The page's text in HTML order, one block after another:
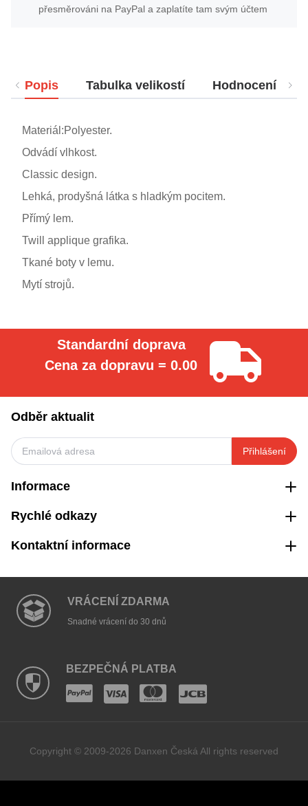
přesměrováni na PayPal a zaplatíte tam svým účtem
Popis Tabulka velikostí Hodnocení
Materiál:Polyester.
Odvádí vlhkost.
Classic design.
Lehká, prodyšná látka s hladkým pocitem.
Přímý lem.
Twill applique grafika.
Tkané boty v lemu.
Mytí strojů.
Standardní doprava
Cena za dopravu = 0.00
Odběr aktualit
Přihlášení
Informace
Rychlé odkazy
Kontaktní informace
VRÁCENÍ ZDARMA
Snadné vrácení do 30 dnů
BEZPEČNÁ PLATBA
Copyright © 2009-2026 Danxen Česká All rights reserved